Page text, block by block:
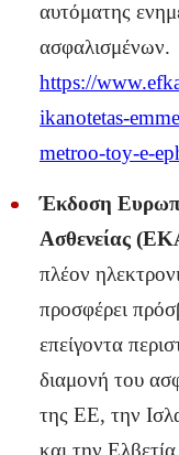
αυτόματης
ασφαλισμένων.
https://
ikanotetas-
metroo-toy-e-
Έκδοση
Ασθενείας
πλέον
προσφέρει
επείγοντα
διαμονή του
της ΕΕ, την
και την